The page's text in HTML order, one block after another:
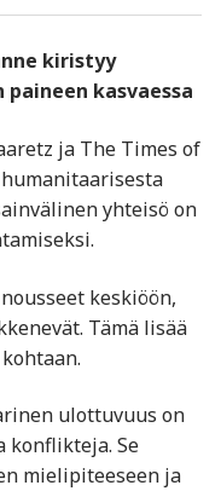
kiristyy
kasvaessa
ja The Times of
yhteisö on
keskiöön,
Tämä lisää
ulottuvuus on
konflikteja. Se
mielipiteeseen ja